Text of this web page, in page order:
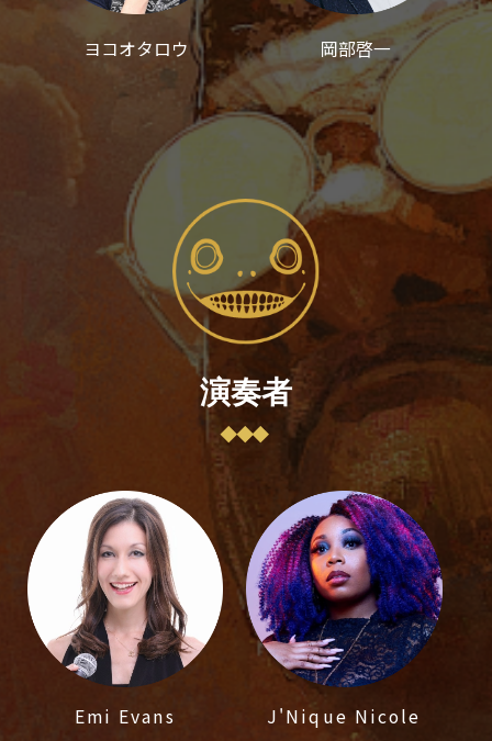
ヨコオタロウ 岡部啓一
演奏者
Emi Evans J'Nique Nicole